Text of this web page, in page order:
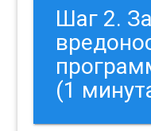
Шаг 2.
(1